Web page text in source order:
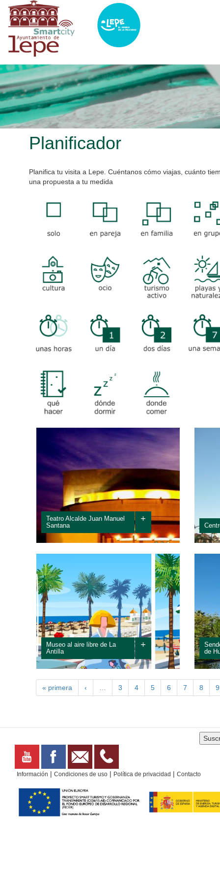
Pasar
contenido
principal
Planificador
Planifica tu visita a Lepe. Cuéntanos cómo viajas, cuánto
una propuesta a tu medida
EN GRUPO EN PAREJA FAMILIA SOLO
CULTURA OCIO TURISMO
ACTIVO
PLAYAS Y
UNAS
HORAS
UN DÍA DOS DÍAS UNA
-CULTURAL
ALOJAMIENTO RESTAURACION
Teatro Alcalde Juan Manuel
Santana
+
Situado en el barrio de La Arboleda, se presenta
como uno de los más modernos espacios
andaluces para el desarrollo de actividades y...
Museo al aire libre de La
Antilla
+
Antilla, evocando a las ciudades más importantes a
través de una representación de sus...
de
Este
« primera ‹ 3 4 5 6 7 8 9
Información | Condiciones de uso | Política de privacidad | Contacto